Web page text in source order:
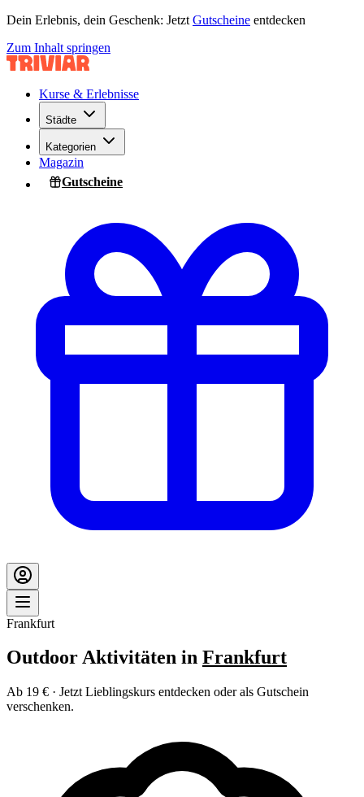
Dein Erlebnis, dein Geschenk: Jetzt Gutscheine entdecken
Zum Inhalt springen
Kurse & Erlebnisse
Städte
Kategorien
Magazin
Gutscheine
Frankfurt
Outdoor Aktivitäten in Frankfurt
Ab 19 € · Jetzt Lieblingskurs entdecken oder als Gutschein
verschenken.